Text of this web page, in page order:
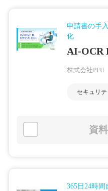
申請書の手
化
AI-OCR
株式会社PFU
セキュリテ
資
365日24時間